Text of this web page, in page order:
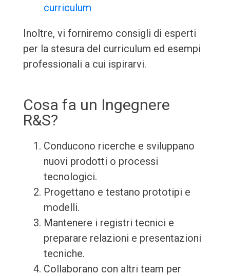
curriculum
Inoltre, vi forniremo consigli di esperti
per la stesura del curriculum ed esempi
professionali a cui ispirarvi.
Cosa fa un Ingegnere
R&S?
Conducono ricerche e sviluppano
nuovi prodotti o processi
tecnologici.
Progettano e testano prototipi e
modelli.
Mantenere i registri tecnici e
preparare relazioni e presentazioni
tecniche.
Collaborano con altri team per